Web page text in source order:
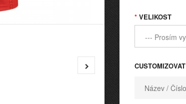
VELIKOST
CUSTOMIZOVAT